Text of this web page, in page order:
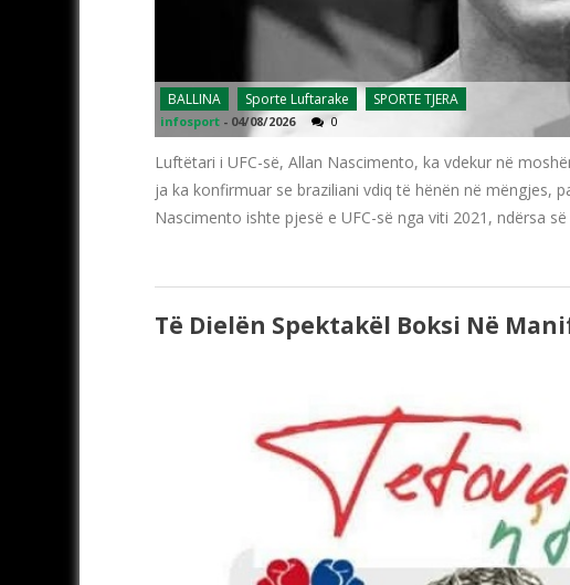
BALLINA Sporte Luftarake SPORTE TJERA
infosport - 04/08/2026 0
Luftëtari i UFC-së, Allan Nascimento, ka vdekur në
ja ka konfirmuar se braziliani vdiq të hënën në mëngjes,
Nascimento ishte pjesë e UFC-së nga viti 2021, ndërsa
Të Dielën Spektakël Boksi Në